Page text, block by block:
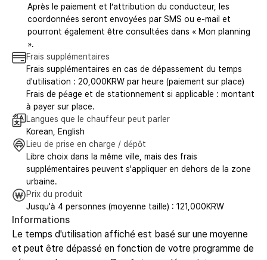
Après le paiement et l’attribution du conducteur, les
coordonnées seront envoyées par SMS ou e-mail et
pourront également être consultées dans « Mon planning
».
Frais supplémentaires
Frais supplémentaires en cas de dépassement du temps
d'utilisation : 20,000KRW par heure (paiement sur place)
Frais de péage et de stationnement si applicable : montant
à payer sur place.
Langues que le chauffeur peut parler
Korean, English
Lieu de prise en charge / dépôt
Libre choix dans la même ville, mais des frais
supplémentaires peuvent s'appliquer en dehors de la zone
urbaine.
Prix du produit
Jusqu'à 4 personnes (moyenne taille) : 121,000KRW
Informations
Le temps d'utilisation affiché est basé sur une moyenne
et peut être dépassé en fonction de votre programme de